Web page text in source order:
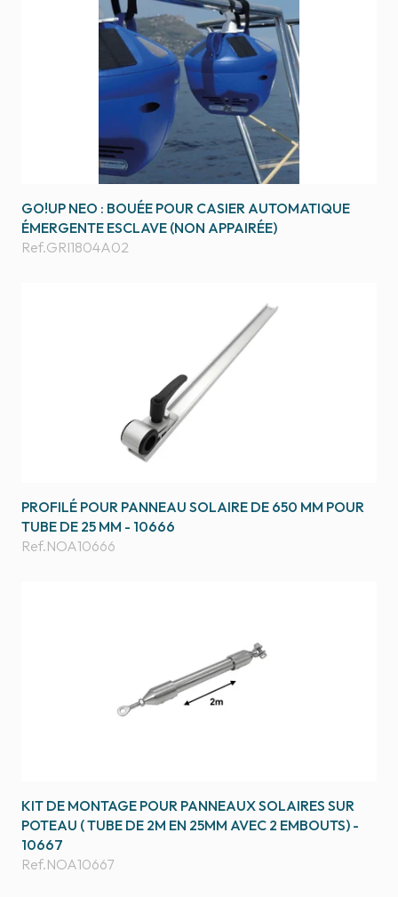
GO!UP NEO : BOUÉE POUR CASIER AUTOMATIQUE
ÉMERGENTE ESCLAVE (NON APPAIRÉE)
Ref.GRI1804A02
PROFILÉ POUR PANNEAU SOLAIRE DE 650 MM POUR
TUBE DE 25 MM - 10666
Ref.NOA10666
KIT DE MONTAGE POUR PANNEAUX SOLAIRES SUR
POTEAU ( TUBE DE 2M EN 25MM AVEC 2 EMBOUTS) -
10667
Ref.NOA10667